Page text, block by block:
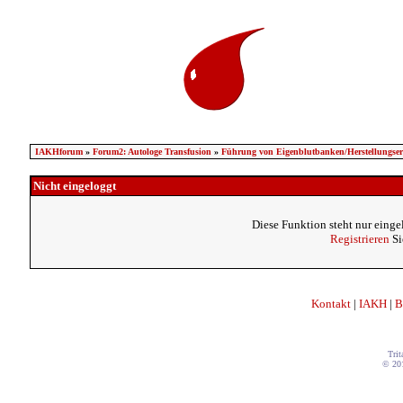
IAKHforum» Forum2: Autologe Transfusion » Führung von Eigenblutbanken/
Nicht eingeloggt
Diese Funktion steht nur
Registrieren
Kontakt | IAKH |
©